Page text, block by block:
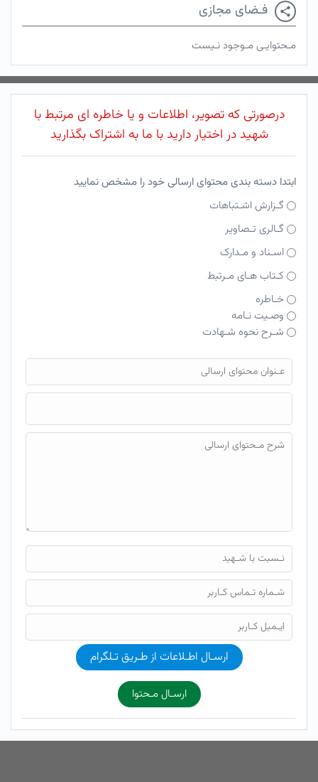
فـضای مجازی
مـحتوایـی مـوجود نـیست
درصورتی که تصویر، اطلاعات و یا خاطره ای مرتبط با
شهید در اختیار دارید با ما به اشتراک بگذارید
ابتدا دسته بندی محتوای ارسالی خود را مشخص نمایید
گـزارش اشـتباهات
گـالری تـصاویر
اسـناد و مـدارک
کـتاب هـای مـرتبط
خـاطره
وصـیت نـامه
شـرح نحوه شـهادت
فایل محتوای ارسالی
ارسـال اطـلاعات از طـریق تـلگرام
ارسـال مـحتوا